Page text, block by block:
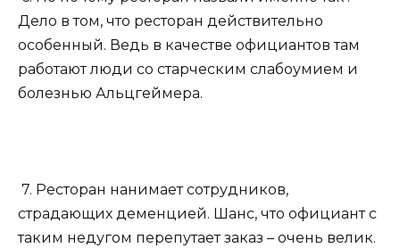
Дело в том, что ресторан действительно
особенный. Ведь в качестве официантов там
работают люди со старческим слабоумием и
болезнью Альцгеймера.
7. Ресторан нанимает сотрудников,
страдающих деменцией. Шанс, что официант с
таким недугом перепутает заказ – очень велик.